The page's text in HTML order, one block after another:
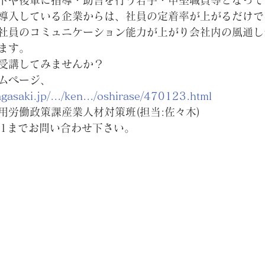
入している企業からは、社員の定着率が上がるだけ
員のコミュニケーション能力が上がり会社内の風通
す。
講してみませんか？
ページ、
.../ken.../oshirase/470123.html
労働政策課産業人材対策班(担当:佐々木)
でお問い合わせ下さい。